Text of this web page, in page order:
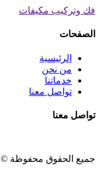
فك وتركيب مكيفات
الصفحات
الرئيسية
من نحن
خدماتنا
تواصل معنا
تواصل معنا
جميع الحقوق محفوظة ©